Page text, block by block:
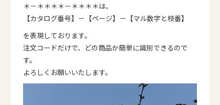
＊－＊＊＊＊－＊＊＊＊は、
【カタログ番号】－【ページ】－【マル数字と枝番】
を表現しております。
注文コードだけで、どの商品か簡単に識別できるので
す。
よろしくお願いいたします。